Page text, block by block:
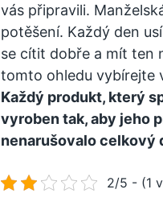
vás připravili.
potěšení. Každý den
se cítit dobře a mít ten
tomto ohledu vybírejte
Každý produkt, který
vyroben tak, aby jeho
nenarušovalo celkový
2/5 - (1